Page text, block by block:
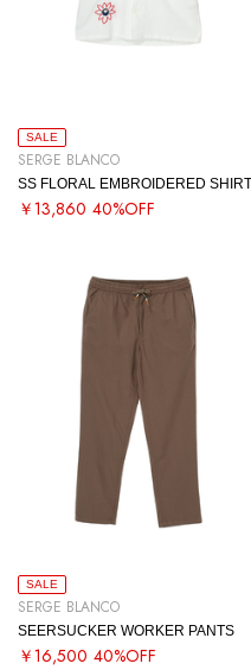
SALE
SERGE BLANCO
SS FLORAL EMBROIDERED SHIRT
￥13,860 40%OFF
SALE
SERGE BLANCO
SEERSUCKER WORKER PANTS
￥16,500 40%OFF